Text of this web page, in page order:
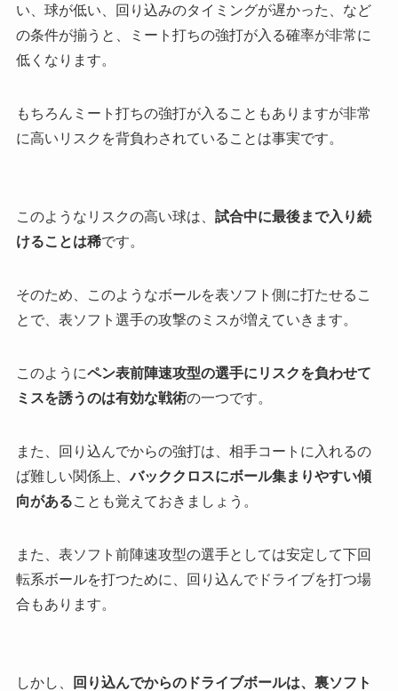
い、球が低い、回り込みのタイミングが遅かった、など
の条件が揃うと、
ミート打ちの強打が入る確率が非常に
低くなります。
もちろんミート打ちの強打が入ることもありますが非常
に高いリスクを背負わされていることは事実です。
このようなリスクの高い球は、 試合中に最後まで入り続
けることは稀です。
そのため、このようなボールを表ソフト側に打たせるこ
とで、表ソフト選手の攻撃のミスが増えていきます。
このようにペン表前陣速攻型の選手にリスクを負わせて
ミスを誘うのは有効な戦術の一つです。
また、回り込んでからの強打は、相手コートに入れるの
ば難しい関係上、バッククロスにボール集まりやすい傾
向があることも覚えておきましょう。
また、表ソフト前陣速攻型の選手としては安定して下回
転系ボールを打つために、回り込んでドライブを打つ場
合もあります。
しかし、
回り込んでからのドライブボールは、裏ソフト